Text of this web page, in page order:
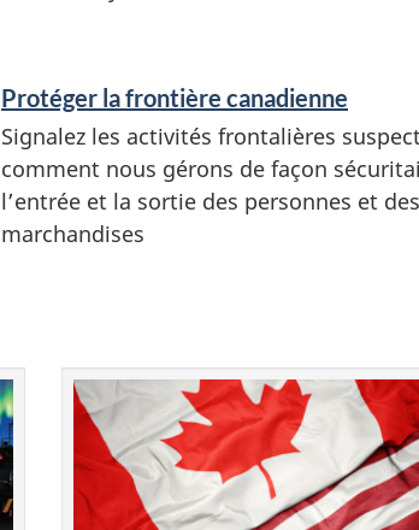
n
t
s
Protéger la frontière canadienne
Signalez les activités frontalières
comment nous gérons de façon
l’entrée et la sortie des personnes et des
marchandises